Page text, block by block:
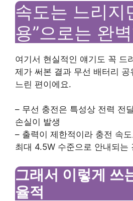
속도는 느리지
용”으로는 완
여기서 현실적인 얘기도 꼭 드
제가 써본 결과 무선 배터리
느린 편이에요.
– 무선 충전은 특성상 전력 전
손실이 발생
– 출력이 제한적이라 충전 속
최대 4.5W 수준으로 안내되는
그래서 이렇게 쓰
율적